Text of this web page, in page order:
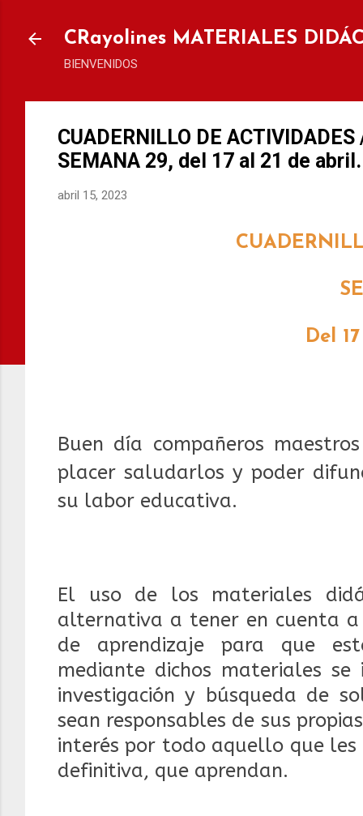
CRayolines MATERIALES
BIENVENIDOS
CUADERNILLO DE
SEMANA 29, del 17 al 21 de abril.
abril 15, 2023
Del
Buen día compañeros
placer saludarlos y poder
su labor educativa.
El uso de los materiales
alternativa a tener en cuenta
de aprendizaje para que
mediante dichos materiales
investigación y búsqueda de
sean responsables de sus
interés por todo aquello que
definitiva, que aprendan.